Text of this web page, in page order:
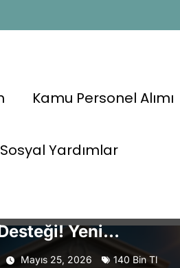
Kamu Personel Alımı
Sosyal Yardımlar
EKONOMI HABERLERI
Yeni
Açıklandı
Mayıs 25, 2026
140 Bin Tl